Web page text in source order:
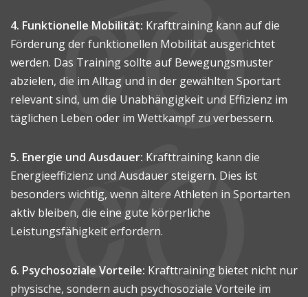
4. Funktionelle Mobilität: Krafttraining kann auf die
Förderung der funktionellen Mobilität ausgerichtet
werden. Das Training sollte auf Bewegungsmuster
abzielen, die im Alltag und in der gewählten Sportart
relevant sind, um die Unabhängigkeit und Effizienz im
täglichen Leben oder im Wettkampf zu verbessern.
5. Energie und Ausdauer: Krafttraining kann die
Energieeffizienz und Ausdauer steigern. Dies ist
besonders wichtig, wenn ältere Athleten in Sportarten
aktiv bleiben, die eine gute körperliche
Leistungsfähigkeit erfordern.
6. Psychosoziale Vorteile: Krafttraining bietet nicht nur
physische, sondern auch psychosoziale Vorteile im